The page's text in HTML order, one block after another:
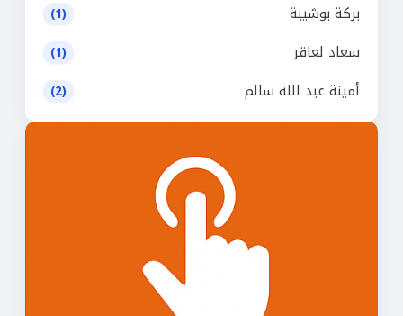
بركة بوشيبة (1)
سعاد لعاقر (1)
أمينة عبد الله سالم (2)